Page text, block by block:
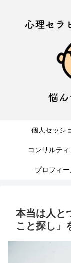
個人セッシ
コンサルテ
プロフィー
本当は人と
こと探し」